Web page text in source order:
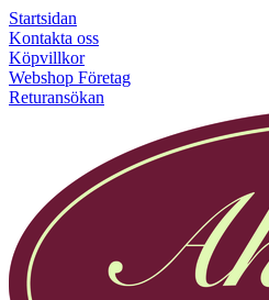
Startsidan
Kontakta oss
Köpvillkor
Webshop Företag
Returansökan